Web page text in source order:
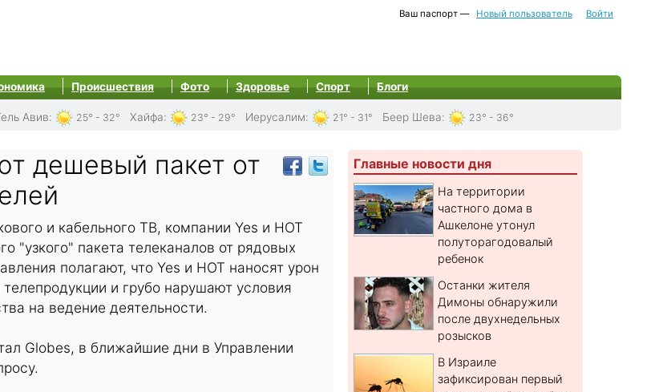
Ваш паспорт — Новый пользователь Войти
Происшествия Фото Здоровье Спорт Блоги
Авив: 25° - 32° Хайфа: 23° - 29° Иерусалим: 21° - 31° Беер Шева: 23° - 36°
дешевый пакет от
и кабельного ТВ, компании Yes и HOT
"узкого" пакета телеканалов от рядовых
полагают, что Yes и HOT наносят урон
и грубо нарушают условия
на ведение деятельности.
Globes, в ближайшие дни в Управлении
Главные новости дня
На территории
частного дома в
Ашкелоне утонул
полуторагодовалый
ребенок
Останки жителя
Димоны обнаружили
после двухнедельных
розысков
В Израиле
зафиксирован первый